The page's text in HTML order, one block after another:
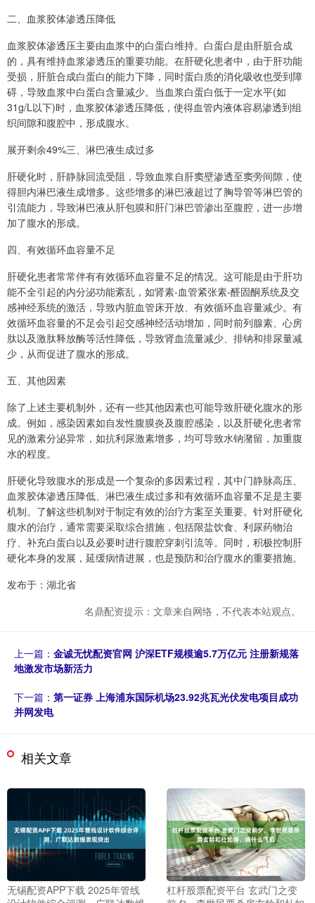
二、血浆胶体渗透压降低
血浆胶体渗透压主要由血浆中的白蛋白维持。白蛋白是由肝脏合成
的，具有维持血浆渗透压的重要功能。在肝硬化患者中，由于肝功能
受损，肝脏合成白蛋白的能力下降，同时蛋白质的消化吸收也受到障
碍，导致血浆中白蛋白含量减少。当血浆白蛋白低于一定水平(如
31g/L以下)时，血浆胶体渗透压降低，使得血管内液体容易渗透到组
织间隙和腹腔中，形成腹水。
展开剩余49%三、淋巴液生成过多
肝硬化时，肝静脉回流受阻，导致血浆自肝窦壁渗透至窦旁间隙，使
得胆内淋巴液生成增多。这些增多的淋巴液超过了胸导管等淋巴管的
引流能力，导致淋巴液从肝包膜和肝门淋巴管渗出至腹腔，进一步增
加了腹水的形成。
四、有效循环血容量不足
肝硬化患者常常伴有有效循环血容量不足的情况。这可能是由于肝功
能不全引起的内分泌功能紊乱，如肾素-血管紧张素-醛固酮系统及交
感神经系统的激活，导致内脏血管床开放、有效循环血容量减少。有
效循环血容量的不足会引起交感神经活动增加，同时前列腺素、心房
肽以及激肽释放酶等活性降低，导致肾血流量减少、排钠和排尿量减
少，从而促进了腹水的形成。
五、其他因素
除了上述主要机制外，还有一些其他因素也可能导致肝硬化腹水的形
成。例如，感染因素如自发性腹膜炎及腹腔感染，以及肝硬化患者常
见的激素分泌异常，如抗利尿激素增多，均可导致水钠潴留，加重腹
水的程度。
肝硬化导致腹水的形成是一个复杂的多因素过程，其中门静脉高压、
血浆胶体渗透压降低、淋巴液生成过多和有效循环血容量不足是主要
机制。了解这些机制对于制定有效的治疗方案至关重要。针对肝硬化
腹水的治疗，通常需要采取综合措施，包括限盐饮食、利尿药物治
疗、补充白蛋白以及必要时进行腹腔穿刺引流等。同时，积极控制肝
硬化本身的发展，延缓病情进展，也是预防和治疗腹水的重要措施。
发布于：湖北省
名鼎配资提示：文章来自网络，不代表本站观点。
上一篇： 金诚无忧配资官网 沪深ETF规模逾5.7万亿元 注册新规落
地激发市场新活力
下一篇： 第一证券 上海浦东国际机场23.92兆瓦光伏发电项目成功
并网发电
相关文章
无锡配资APP下载 2025年管线
杠杆股票配资平台 玄武门之变